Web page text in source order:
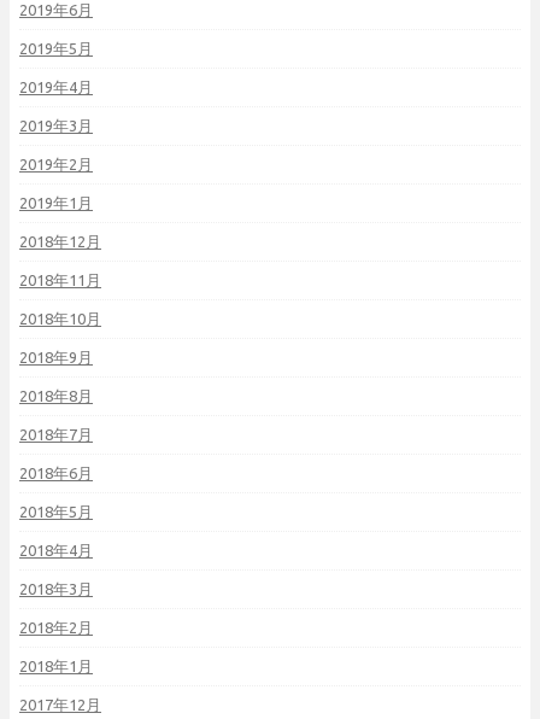
2019年6月
2019年5月
2019年4月
2019年3月
2019年2月
2019年1月
2018年12月
2018年11月
2018年10月
2018年9月
2018年8月
2018年7月
2018年6月
2018年5月
2018年4月
2018年3月
2018年2月
2018年1月
2017年12月